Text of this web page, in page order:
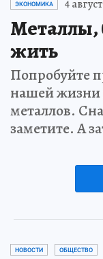
ЭКОНОМИКА 4
Металлы,
жить
Попробуйте
нашей жизни
металлов.
заметите. А
НОВОСТИ ОБЩЕСТВО